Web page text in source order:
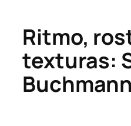
Ritmo,
texturas: